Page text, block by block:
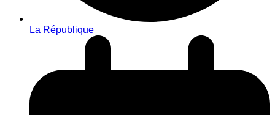
La République